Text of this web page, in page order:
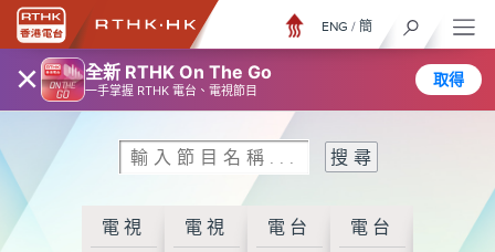
× 全新 RTHK On The Go
一手掌握 RTHK 電台、電視節目
取得
ENG / 簡
電視 電視 電台 電台